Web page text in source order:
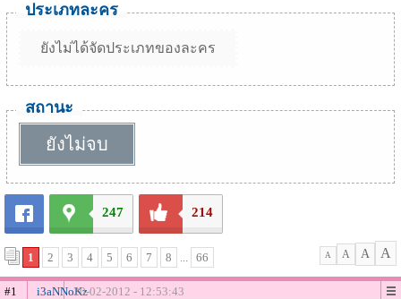
ประเภทละคร
ยังไม่ได้จัดประเภทของละคร
สถานะ
ยังไม่จบ
247 214
1 2 3 4 5 6 7 8 ... 66 A A A A
#1 i3aNNoKz20-02-2012 - 12:53:43